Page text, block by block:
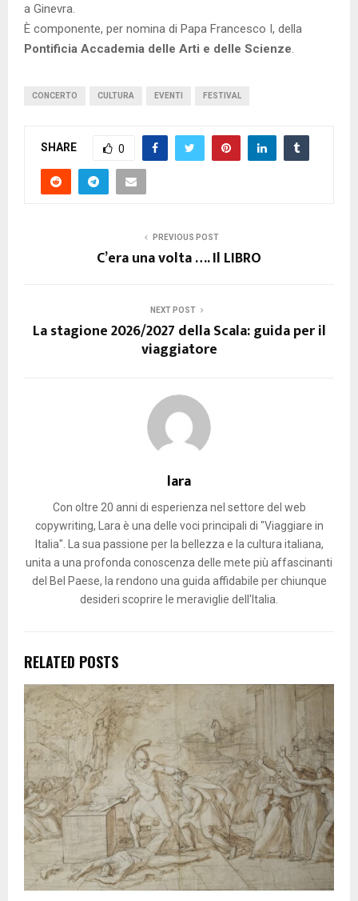
a Ginevra.
È componente, per nomina di Papa Francesco I, della
Pontificia Accademia delle Arti e delle Scienze.
CONCERTO CULTURA EVENTI FESTIVAL
SHARE 0
PREVIOUS POST
C’era una volta …. Il LIBRO
NEXT POST
La stagione 2026/2027 della Scala: guida per il
viaggiatore
lara
Con oltre 20 anni di esperienza nel settore del web
copywriting, Lara è una delle voci principali di "Viaggiare in
Italia". La sua passione per la bellezza e la cultura italiana,
unita a una profonda conoscenza delle mete più affascinanti
del Bel Paese, la rendono una guida affidabile per chiunque
desideri scoprire le meraviglie dell'Italia.
RELATED POSTS